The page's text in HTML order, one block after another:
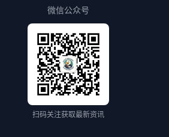
微信公众号
扫码关注获取最新资讯